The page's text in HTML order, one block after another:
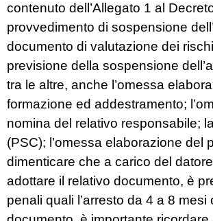
contenuto dell’Allegato 1 al
provvedimento di sospensione
documento di valutazione dei
previsione della sospensione
tra le altre, anche l’omessa
formazione ed addestramento;
nomina del relativo responsabile;
(PSC); l’omessa elaborazione
dimenticare che a carico del
adottare il relativo documento, è
penali quali l’arresto da 4 a 8